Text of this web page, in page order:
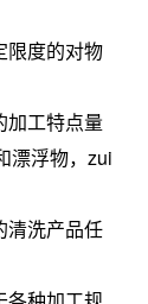
限度的对物
加工特点量
漂浮物，zui
清洗产品任